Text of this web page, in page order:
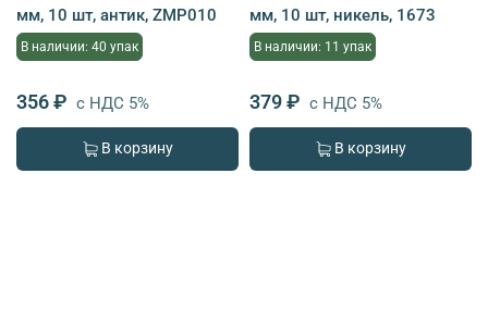
мм, 10 шт, антик, ZMP010
В наличии: 40 упак
356 ₽ с НДС 5%
В корзину
мм, 10 шт, никель, 1673
В наличии: 11 упак
379 ₽ с НДС 5%
В корзину